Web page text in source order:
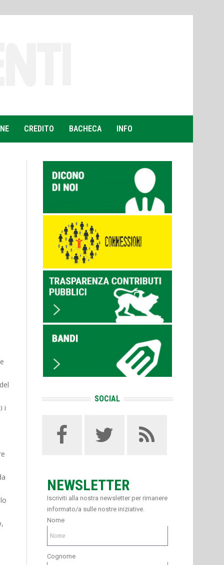
CREDITO BACHECA INFO
i
SOCIAL
NEWSLETTER
Iscriviti alla nostra newsletter per rimanere
informato/a sulle nostre iniziative.
Nome
Cognome